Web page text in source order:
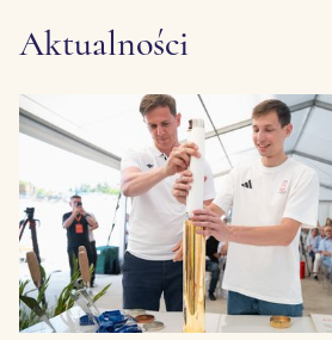
Aktualności